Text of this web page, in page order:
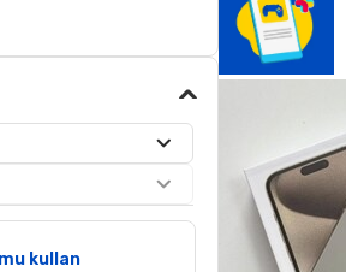
kullan